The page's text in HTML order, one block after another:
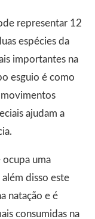
representar 12
espécies da
importantes na
esguio é como
movimentos
ajudam a
uma
disso este
natação e é
consumidas na